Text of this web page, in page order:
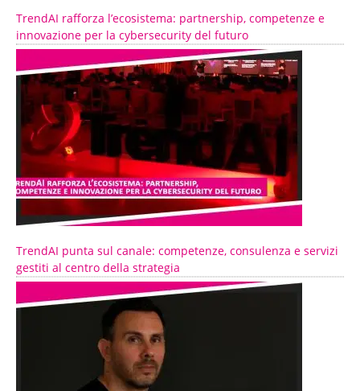
TrendAI rafforza l’ecosistema: partnership, competenze e
innovazione per la cybersecurity del futuro
TrendAI punta sul canale: competenze, consulenza e servizi
gestiti al centro della strategia